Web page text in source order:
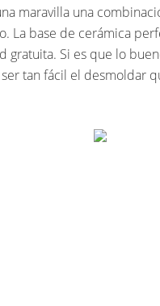
maravilla una
La base de cerámica
gratuita. Si es que lo
tan fácil el desmoldar